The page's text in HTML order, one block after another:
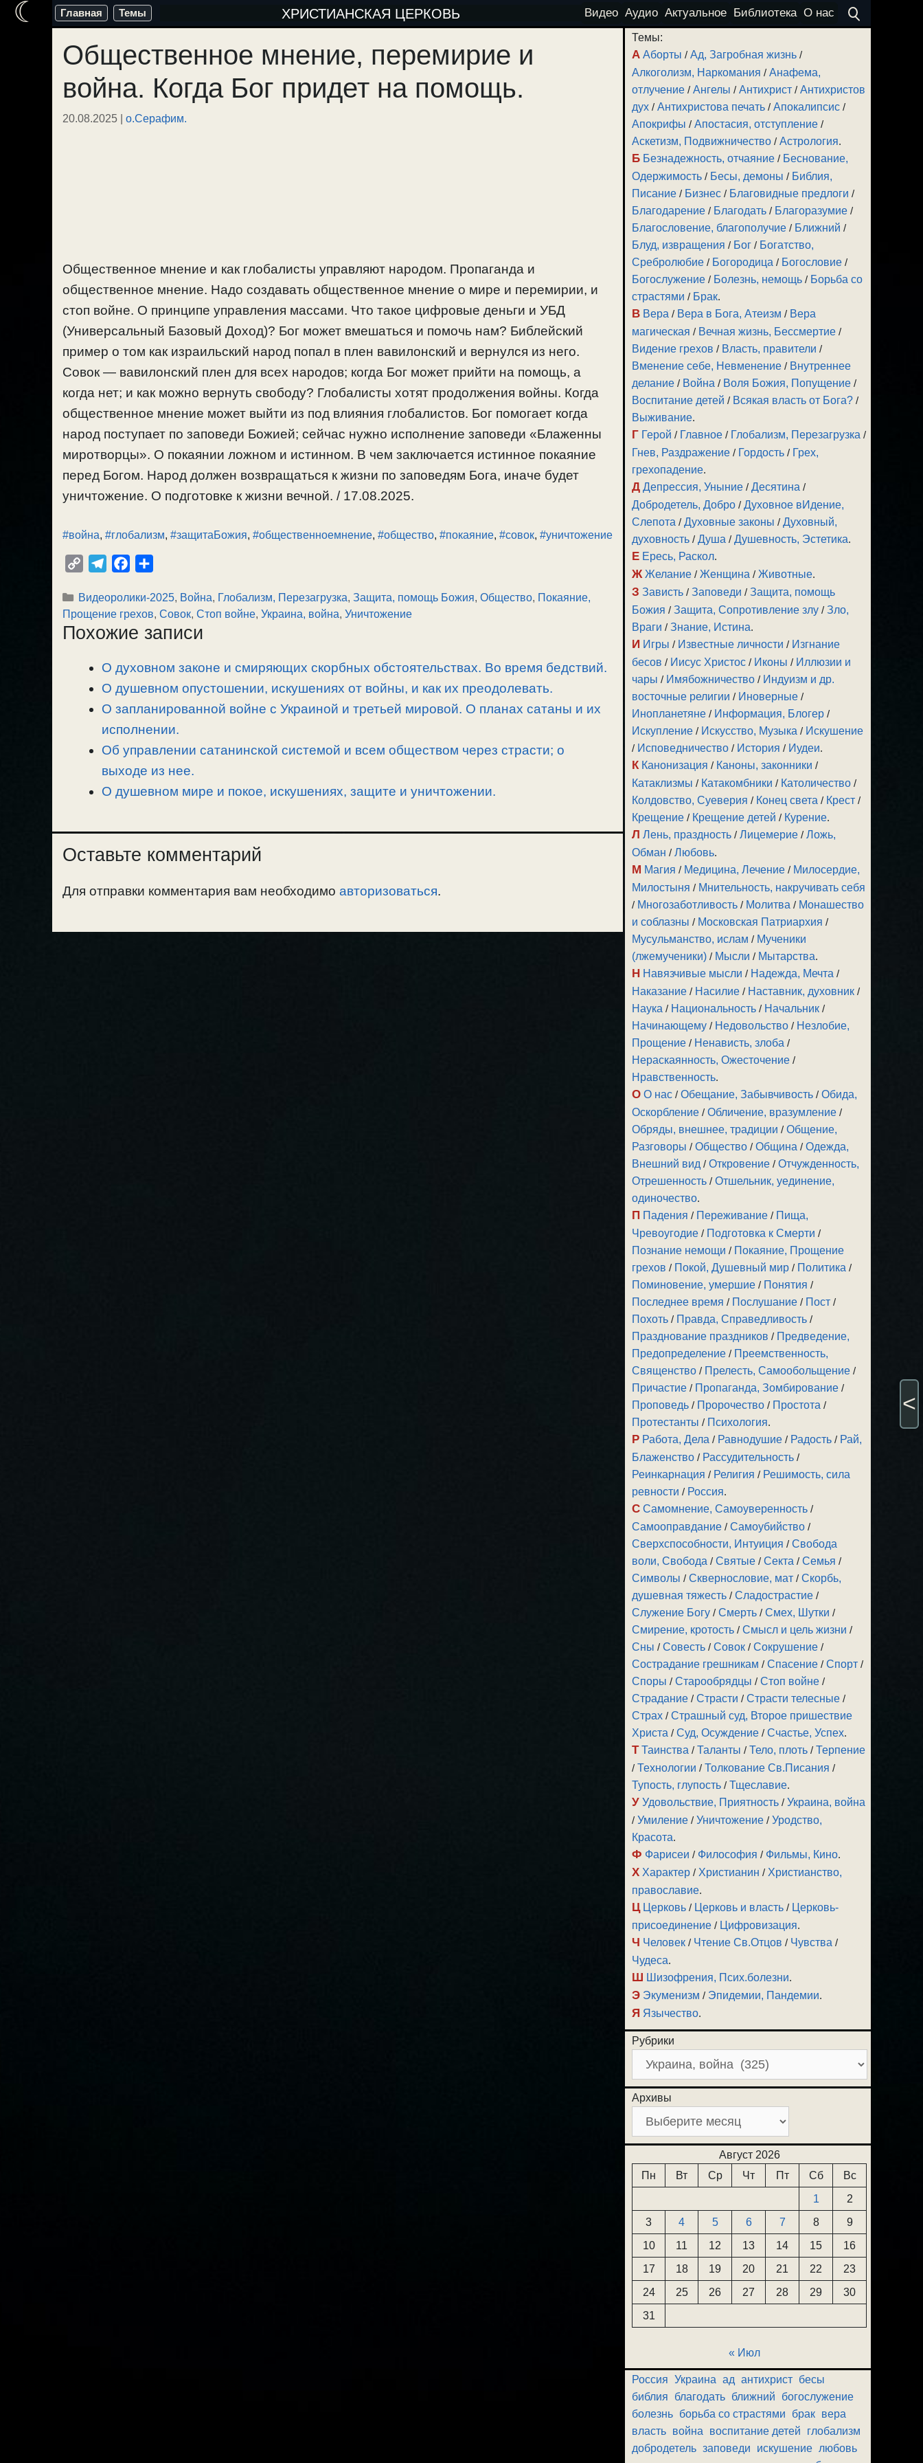
Перейти
содержимому
Главная Темы ХРИСТИАНСКАЯ ЦЕРКОВЬ Видео Аудио Актуальное Библиотека О нас
Общественное мнение, перемирие и
война. Когда Бог придет на помощь.
20.08.2025 | о.Серафим.
Общественное мнение и как глобалисты управляют народом. Пропаганда и
общественное мнение. Надо создавать общественное мнение о мире и перемирии, и
стоп войне. О принципе управления массами. Что такое цифровые деньги и УБД
(Универсальный Базовый Доход)? Бог может вмешаться и помочь нам? Библейский
пример о том как израильский народ попал в плен вавилонский и вернулся из него.
Совок — вавилонский плен для всех народов; когда Бог может прийти на помощь, а
когда нет; и как можно вернуть свободу? Глобалисты хотят продолжения войны. Когда
общественное мнение может выйти из под влияния глобалистов. Бог помогает когда
народ поступает по заповеди Божией; сейчас нужно исполнение заповеди «Блаженны
миротворцы». О покаянии ложном и истинном. В чем заключается истинное покаяние
перед Богом. Народ должен возвращаться к жизни по заповедям Бога, иначе будет
уничтожение. О подготовке к жизни вечной. / 17.08.2025.
#война, #глобализм, #защитаБожия, #общественноемнение, #общество, #покаяние, #совок, #уничтожение
p
y
L
l
e
g
a
m
c
e
b
o
k
п
р
а
и
т
ь
Рубрики
Видеоролики-2025, Война, Глобализм, Перезагрузка, Защита, помощь Божия, Общество, Покаяние,
Прощение грехов, Совок, Стоп войне, Украина, война, Уничтожение
Похожие записи
О духовном законе и смиряющих скорбных обстоятельствах. Во время бедствий.
О душевном опустошении, искушениях от войны, и как их преодолевать.
О запланированной войне с Украиной и третьей мировой. О планах сатаны и их
исполнении.
Об управлении сатанинской системой и всем обществом через страсти; о
выходе из нее.
О душевном мире и покое, искушениях, защите и уничтожении.
Оставьте комментарий
Для отправки комментария вам необходимо авторизоваться.
Темы:
А Аборты /Ад, Загробная жизнь /
Алкоголизм, Наркомания /Анафема,
отлучение /Ангелы /Антихрист /Антихристов
дух /Антихристова печать /Апокалипсис /
Апокрифы /Апостасия, отступление /
Аскетизм, Подвижничество /Астрология.
Б Безнадежность, отчаяние / Беснование,
Одержимость / Бесы, демоны / Библия,
Писание / Бизнес / Благовидные предлоги /
Благодарение / Благодать / Благоразумие /
Благословение, благополучие / Ближний /
Блуд, извращения / Бог / Богатство,
Сребролюбие / Богородица / Богословие /
Богослужение / Болезнь, немощь / Борьба со
страстями / Брак.
В Вера / Вера в Бога, Атеизм / Вера
магическая / Вечная жизнь, Бессмертие /
Видение грехов / Власть, правители /
Вменение себе, Невменение / Внутреннее
делание / Война / Воля Божия, Попущение /
Воспитание детей / Всякая власть от Бога? /
Выживание.
Г Герой / Главное / Глобализм, Перезагрузка /
Гнев, Раздражение / Гордость / Грех,
грехопадение.
Д Депрессия, Уныние /Десятина /
Добродетель, Добро /Духовное вИдение,
Слепота /Духовные законы /Духовный,
духовность /Душа /Душевность, Эстетика.
Е Ересь, Раскол.
Ж Желание /Женщина /Животные.
З Зависть /Заповеди /Защита, помощь
Божия /Защита, Сопротивление злу /Зло,
Враги /Знание, Истина.
И Игры / Известные личности / Изгнание
бесов / Иисус Христос / Иконы / Иллюзии и
чары / Имябожничество / Индуизм и др.
восточные религии / Иноверные /
Инопланетяне / Информация, Блогер /
Искупление / Искусство, Музыка / Искушение
/ Исповедничество / История / Иудеи.
К Канонизация / Каноны, законники /
Катаклизмы / Катакомбники / Католичество /
Колдовство, Суеверия / Конец света / Крест /
Крещение / Крещение детей / Курение.
Л Лень, праздность /Лицемерие /Ложь,
Обман /Любовь.
М Магия / Медицина, Лечение / Милосердие,
Милостыня / Мнительность, накручивать себя
/ Многозаботливость / Молитва / Монашество
и соблазны / Московская Патриархия /
Мусульманство, ислам / Мученики
(лжемученики) / Мысли / Мытарства.
Н Навязчивые мысли / Надежда, Мечта /
Наказание / Насилие / Наставник, духовник /
Наука / Национальность / Начальник /
Начинающему / Недовольство / Незлобие,
Прощение / Ненависть, злоба /
Нераскаянность, Ожесточение /
Нравственность.
О О нас /Обещание, Забывчивость /Обида,
Оскорбление /Обличение, вразумление /
Обряды, внешнее, традиции /Общение,
Разговоры /Общество /Община /Одежда,
Внешний вид /Откровение /Отчужденность,
Отрешенность /Отшельник, уединение,
одиночество.
П Падения / Переживание / Пища,
Чревоугодие / Подготовка к Смерти /
Познание немощи / Покаяние, Прощение
грехов / Покой, Душевный мир / Политика /
Поминовение, умершие / Понятия /
Последнее время / Послушание / Пост /
Похоть / Правда, Справедливость /
Празднование праздников / Предведение,
Предопределение / Преемственность,
Священство / Прелесть, Самообольщение /
Причастие / Пропаганда, Зомбирование /
Проповедь / Пророчество / Простота /
Протестанты / Психология.
Р Работа, Дела / Равнодушие / Радость / Рай,
Блаженство / Рассудительность /
Реинкарнация / Религия / Решимость, сила
ревности / Россия.
С Самомнение, Самоуверенность /
Самооправдание /Самоубийство /
Сверхспособности, Интуиция /Свобода
воли, Свобода /Святые /Секта /Семья /
Символы /Сквернословие, мат /Скорбь,
душевная тяжесть /Сладострастие /
Служение Богу /Смерть /Смех, Шутки /
Смирение, кротость /Смысл и цель жизни /
Сны /Совесть /Совок /Сокрушение /
Сострадание грешникам /Спасение /Спорт /
Споры /Старообрядцы /Стоп войне /
Страдание /Страсти /Страсти телесные /
Страх /Страшный суд, Второе пришествие
Христа /Суд, Осуждение /Счастье, Успех.
Т Таинства /Таланты /Тело, плоть /Терпение
/Технологии /Толкование Св.Писания /
Тупость, глупость /Тщеславие.
У Удовольствие, Приятность /Украина, война
/Умиление /Уничтожение /Уродство,
Красота.
Ф Фарисеи / Философия / Фильмы, Кино.
Х Характер / Христианин / Христианство,
православие.
Ц Церковь / Церковь и власть / Церковь-
присоединение / Цифровизация.
Ч Человек / Чтение Св.Отцов / Чувства /
Чудеса.
Ш Шизофрения, Псих.болезни.
Э Экуменизм / Эпидемии, Пандемии.
Я Язычество.
Рубрики
Архивы
Август 2026
Пн
Вт Ср Чт Пт Сб
Вс
1
2
3
4 5 6 7 8
9
10
11 12 13 14 15
16
17
18 19 20 21 22
23
24
25 26 27 28 29
30
31
« Июл
Россия Украина ад антихрист бесы
библия
благодать ближний
богослужение
болезнь борьба со страстями брак вера
власть война воспитание детей
глобализм
добродетель заповеди искушение любовь
☾
<